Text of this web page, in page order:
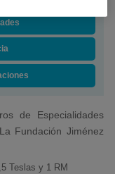
de Especialidades
Fundación Jiménez
Teslas y 1 RM